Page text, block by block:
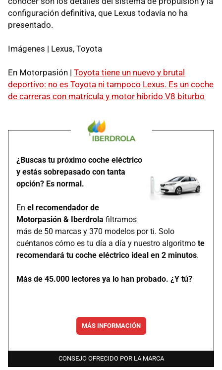
configuración definitiva, que Lexus todavía no ha
presentado.
Imágenes | Lexus, Toyota
En Motorpasión | Toyota tiene un nuevo y brutal
deportivo: no es Toyota ni tampoco Lexus. Es un coche
de carreras con matrícula y motor híbrido V8 biturbo
¿Buscas tu próximo coche eléctrico
y estás sobrepasado con tanta
opción? Es normal.
En el recomendador de
Motorpasión & Iberdrola filtramos
más de 50 marcas y 370 modelos por ti. Solo
cuéntanos cómo es tu día a día y nuestro algoritmo te
recomendará tu coche eléctrico ideal en 2 minutos.
Más de 45.000 lectores ya lo han probado. ¿Y tú?
MÁS INFORMACIÓN
CONSEJO OFRECIDO POR LA MARCA